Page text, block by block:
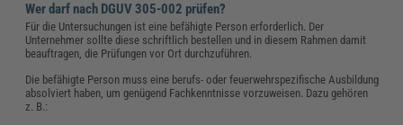
Wer darf nach DGUV 305-002 prüfen?
Für die Untersuchungen ist eine befähigte Person erforderlich. Der
Unternehmer sollte diese schriftlich bestellen und in diesem Rahmen damit
beauftragen, die Prüfungen vor Ort durchzuführen.
Die befähigte Person muss eine berufs- oder feuerwehrspezifische Ausbildung
absolviert haben, um genügend Fachkenntnisse vorzuweisen. Dazu gehören
z. B.: